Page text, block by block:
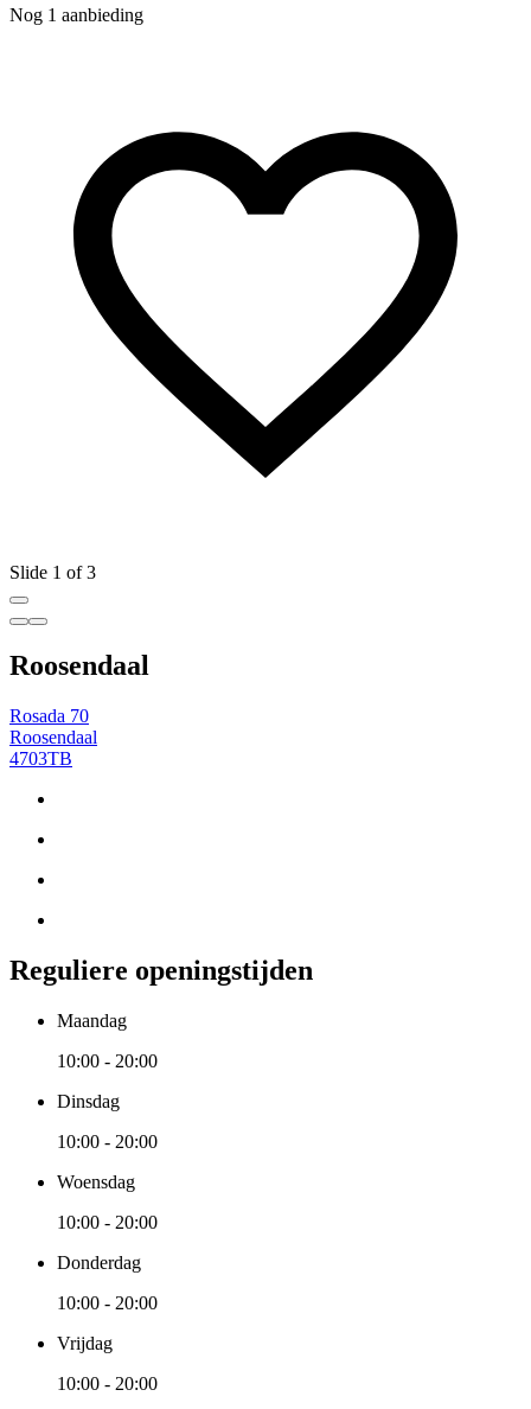
Nog 1 aanbieding
Slide 1 of 3
Roosendaal
Rosada 70
Roosendaal
4703TB
Reguliere openingstijden
Maandag
10:00 - 20:00
Dinsdag
10:00 - 20:00
Woensdag
10:00 - 20:00
Donderdag
10:00 - 20:00
Vrijdag
10:00 - 20:00